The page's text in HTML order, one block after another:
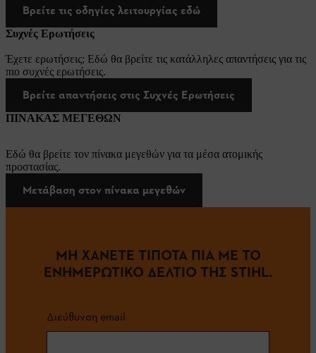
Βρείτε τις οδηγίες λειτουργίας εδώ
Συχνές Ερωτήσεις
Έχετε ερωτήσεις; Εδώ θα βρείτε τις κατάλληλες απαντήσεις για τις
πιο συχνές ερωτήσεις.
Βρείτε απαντήσεις στις Συχνές Ερωτήσεις
ΠΙΝΑΚΑΣ ΜΕΓΕΘΩΝ
Εδώ θα βρείτε τον πίνακα μεγεθών για τα μέσα ατομικής
προστασίας.
Μετάβαση στον πίνακα μεγεθών
ΜΗ ΧΑΝΕΤΕ ΤΙΠΟΤΑ ΠΙΑ ΜΕ ΤΟ
ΕΝΗΜΕΡΩΤΙΚΟ ΔΕΛΤΙΟ ΤΗΣ STIHL.
Διεύθυνση email